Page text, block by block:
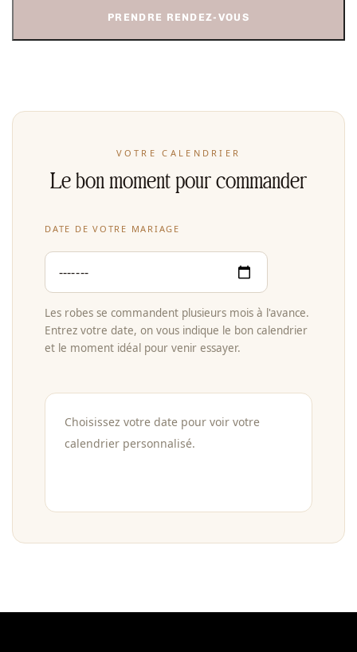
PRENDRE RENDEZ-VOUS
VOTRE CALENDRIER
Le bon moment pour commander
DATE DE VOTRE MARIAGE
Les robes se commandent plusieurs mois à l'avance.
Entrez votre date, on vous indique le bon calendrier
et le moment idéal pour venir essayer.
Choisissez votre date pour voir votre
calendrier personnalisé.